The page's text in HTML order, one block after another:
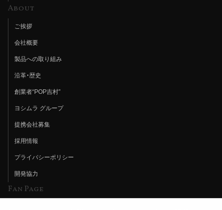
About
ご挨拶
会社概要
製品への取り組み
沿革・歴史
創業者“POP吉村”
ヨシムラ グループ
提携会社募集
採用情報
プライバシーポリシー
開発協力
Fan Page